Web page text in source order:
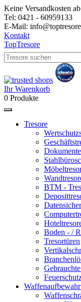
Keine Versandkosten
Tel: 0421 - 60959133
E-Mail:
Kontakt
TopTresore
Ihr Warenkorb
0 Produkte
Tresore
BTM -
Boden - /
Tresortüren